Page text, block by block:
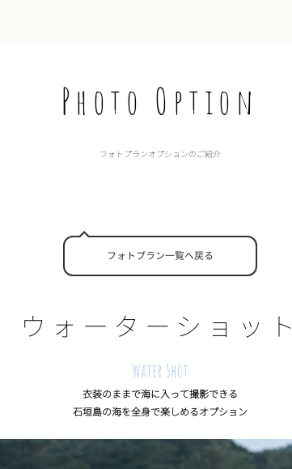
Photo Option
フォトプランオプションのご紹介
フォトプラン一覧へ戻る
ウォーターショット
Water Shot
衣装のままで海に入って撮影できる
石垣島の海を全身で楽しめるオプション